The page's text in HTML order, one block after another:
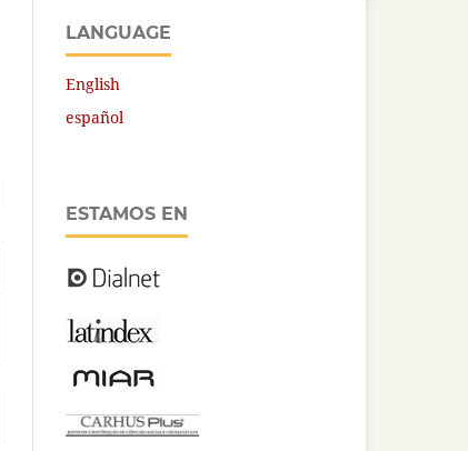
LANGUAGE
English
español
ESTAMOS EN